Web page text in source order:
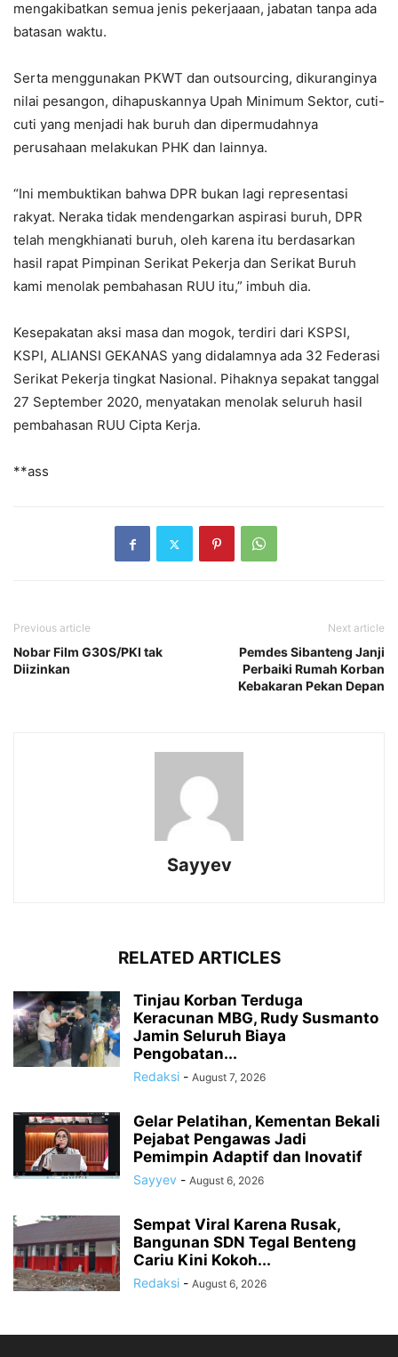
mengakibatkan semua jenis pekerjaaan, jabatan tanpa ada
batasan waktu.
Serta menggunakan PKWT dan outsourcing, dikuranginya
nilai pesangon, dihapuskannya Upah Minimum Sektor, cuti-
cuti yang menjadi hak buruh dan dipermudahnya
perusahaan melakukan PHK dan lainnya.
“Ini membuktikan bahwa DPR bukan lagi representasi
rakyat. Neraka tidak mendengarkan aspirasi buruh, DPR
telah mengkhianati buruh, oleh karena itu berdasarkan
hasil rapat Pimpinan Serikat Pekerja dan Serikat Buruh
kami menolak pembahasan RUU itu,” imbuh dia.
Kesepakatan aksi masa dan mogok, terdiri dari KSPSI,
KSPI, ALIANSI GEKANAS yang didalamnya ada 32 Federasi
Serikat Pekerja tingkat Nasional. Pihaknya sepakat tanggal
27 September 2020, menyatakan menolak seluruh hasil
pembahasan RUU Cipta Kerja.
**ass
Previous article
Nobar Film G30S/PKI tak
Diizinkan
Next article
Pemdes Sibanteng Janji
Perbaiki Rumah Korban
Kebakaran Pekan Depan
Sayyev
RELATED ARTICLES
Tinjau Korban Terduga
Keracunan MBG, Rudy Susmanto
Jamin Seluruh Biaya
Pengobatan...
Redaksi - August 7, 2026
Gelar Pelatihan, Kementan Bekali
Pejabat Pengawas Jadi
Pemimpin Adaptif dan Inovatif
Sayyev - August 6, 2026
Sempat Viral Karena Rusak,
Bangunan SDN Tegal Benteng
Cariu Kini Kokoh...
Redaksi - August 6, 2026